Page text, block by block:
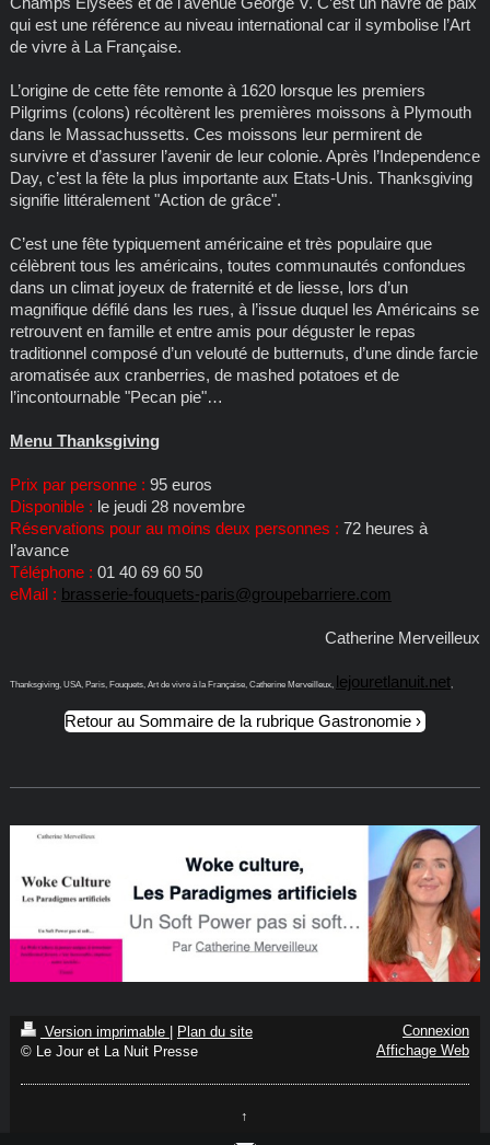
qui est une référence au niveau international car il symbolise l’Art
de vivre à La Française.
L’origine de cette fête remonte à 1620 lorsque les premiers
Pilgrims (colons) récoltèrent les premières moissons à Plymouth
dans le Massachussetts. Ces moissons leur permirent de
survivre et d’assurer l’avenir de leur colonie. Après l’Independence
Day, c’est la fête la plus importante aux Etats-Unis. Thanksgiving
signifie littéralement "Action de grâce".
C’est une fête typiquement américaine et très populaire que
célèbrent tous les américains, toutes communautés confondues
dans un climat joyeux de fraternité et de liesse, lors d’un
magnifique défilé dans les rues, à l’issue duquel les Américains se
retrouvent en famille et entre amis pour déguster le repas
traditionnel composé d’un velouté de butternuts, d’une dinde farcie
aromatisée aux cranberries, de mashed potatoes et de
l’incontournable "Pecan pie"…
Menu Thanksgiving
Prix par personne : 95 euros
Disponible : le jeudi 28 novembre
Réservations pour au moins deux personnes : 72 heures à
l’avance
Téléphone : 01 40 69 60 50
eMail : brasserie-fouquets-paris@groupebarriere.com
Catherine Merveilleux
Thanksgiving, USA, Paris, Fouquets, Art de vivre à la Française, Catherine Merveilleux, lejouretlanuit.net,
Retour au Sommaire de la rubrique Gastronomie
Version imprimable
Plan du site
© Le Jour et La Nuit Presse
Connexion
Affichage Web
↑